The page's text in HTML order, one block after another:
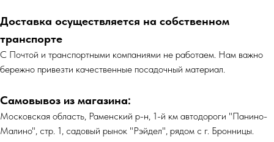
Доставка осуществляется на собственном
транспорте
С Почтой и транспортными компаниями не работаем. Нам важно
бережно привезти качественные посадочный материал.
Самовывоз из магазина:
Московская область, Раменский р-н, 1-й км автодороги "Панино-
Малино", стр. 1, садовый рынок "Рэйдел", рядом с г. Бронницы.